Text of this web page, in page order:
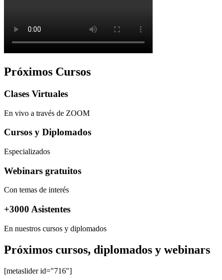
Próximos Cursos
Clases Virtuales
En vivo a través de ZOOM
Cursos y Diplomados
Especializados
Webinars gratuitos
Con temas de interés
+3000 Asistentes
En nuestros cursos y diplomados
Próximos cursos, diplomados y webinars
[metaslider id="716"]